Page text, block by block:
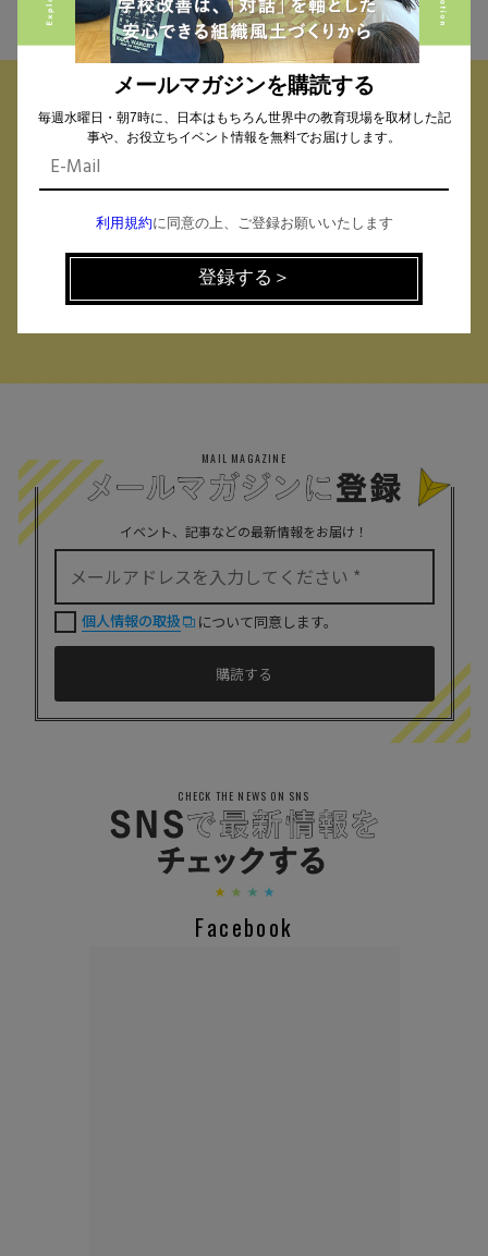
FIND THE CONTENTS
校種から探す テーマから探す
小学校 (294)
オルタナティブスクール (18)
MAIL MAGAZINE
イベント、記事などの最新情報をお届け！
個人情報の取扱 について同意します。
CHECK THE NEWS ON SNS
Facebook
メールマガジンを購読する
毎週水曜日・朝7時に、日本はもちろん世界中の教育現場を取材した記
事や、お役立ちイベント情報を無料でお届けします。
利用規約に同意の上、ご登録お願いいたします